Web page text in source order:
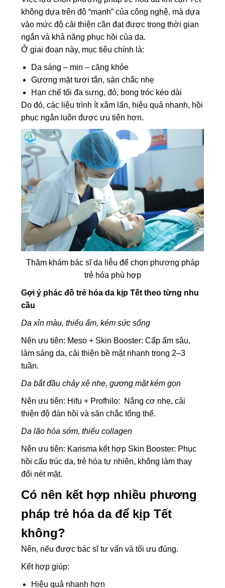
không dựa trên độ “mạnh” của công nghệ, mà dựa
vào mức độ cải thiện cần đạt được trong thời gian
ngắn và khả năng phục hồi của da.
Ở giai đoạn này, mục tiêu chính là:
Da sáng – mịn – căng khỏe
Gương mặt tươi tắn, săn chắc nhẹ
Hạn chế tối đa sưng, đỏ, bong tróc kéo dài
Do đó, các liệu trình ít xâm lấn, hiệu quả nhanh, hồi
phục ngắn luôn được ưu tiên hơn.
Thăm khám bác sĩ da liễu để chọn phương pháp
trẻ hóa phù hợp
Gợi ý phác đồ trẻ hóa da kịp Tết theo từng nhu
cầu
Da xỉn màu, thiếu ẩm, kém sức sống
Nên ưu tiên: Meso + Skin Booster: Cấp ẩm sâu,
làm sáng da, cải thiện bề mặt nhanh trong 2–3
tuần.
Da bắt đầu chảy xệ nhẹ, gương mặt kém gọn
Nên ưu tiên: Hifu + Profhilo:
Nâng cơ nhẹ, cải
thiện độ đàn hồi và săn chắc tổng thể.
Da lão hóa sớm, thiếu collagen
Nên ưu tiên: Karisma kết hợp Skin Booster: Phục
hồi cấu trúc da, trẻ hóa tự nhiên, không làm thay
đổi nét mặt.
Có nên kết hợp nhiều phương
pháp trẻ hóa da để kịp Tết
không?
Nên, nếu được bác sĩ tư vấn và tối ưu đúng.
Kết hợp giúp:
Hiệu quả nhanh hơn